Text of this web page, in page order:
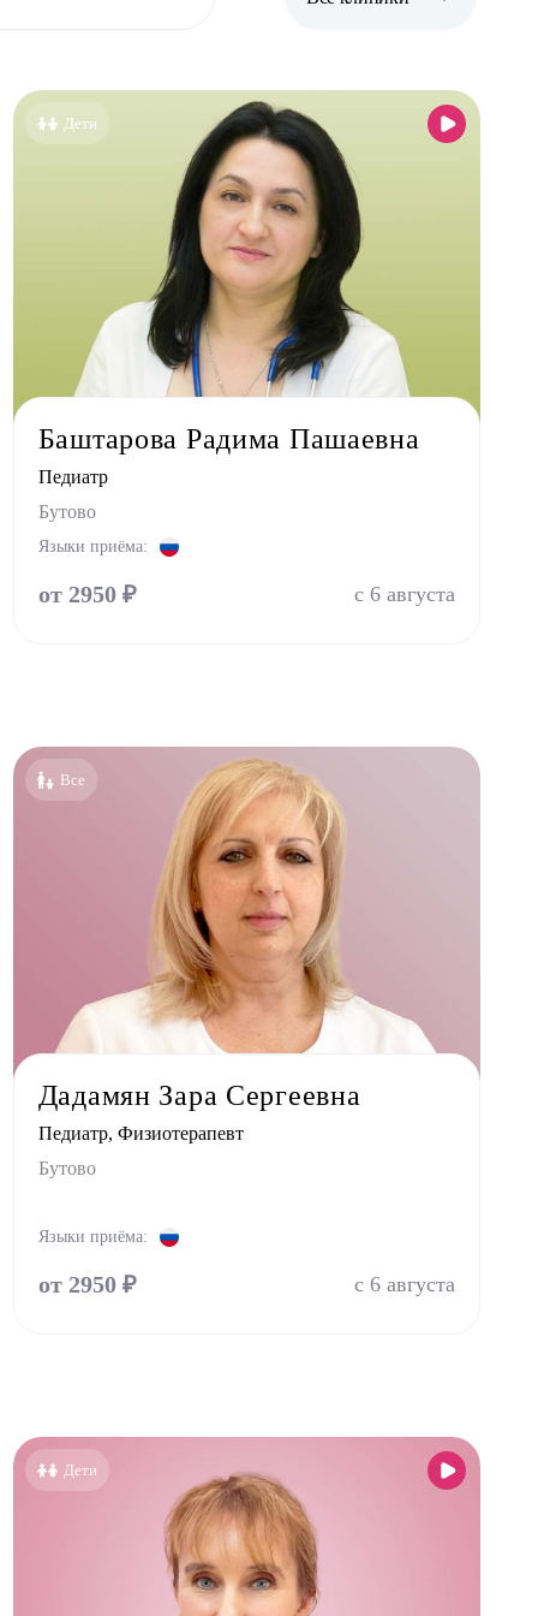
Дрожжино
Жулебино
Коммунарка
Кузьминки
Некрасовка
Новокосино
Дети
Баштарова Радима Пашаевна
Педиатр
Бутово
Языки приёма:
от 2950 ₽ с 6 августа
Все
Дадамян Зара Сергеевна
Педиатр, Физиотерапевт
Бутово
Языки приёма:
от 2950 ₽ с 6 августа
Дети